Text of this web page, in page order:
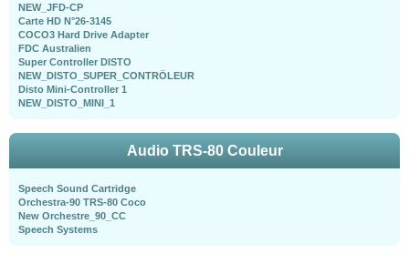
NEW_JFD-CP
Carte HD N°26-3145
COCO3 Hard Drive Adapter
FDC Australien
Super Controller DISTO
NEW_DISTO_SUPER_CONTRÖLEUR
Disto Mini-Controller 1
NEW_DISTO_MINI_1
Audio TRS-80 Couleur
Speech Sound Cartridge
Orchestra-90 TRS-80 Coco
New Orchestre_90_CC
Speech Systems